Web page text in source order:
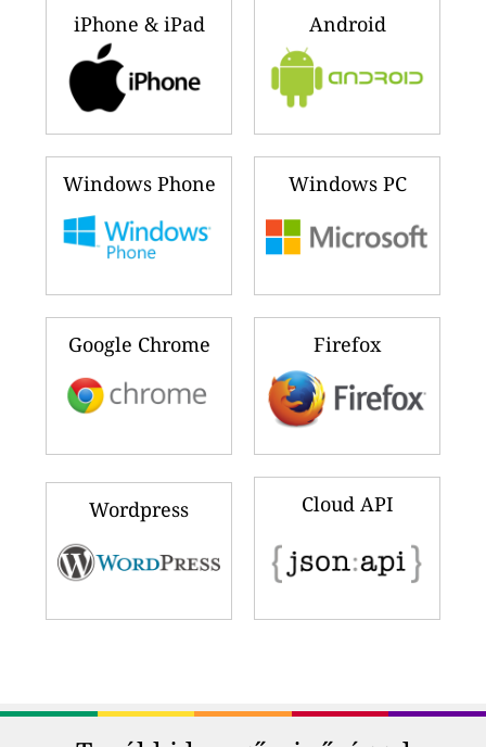
iPhone & iPad Android
Windows Phone Windows PC
Google Chrome Firefox
Wordpress Cloud API